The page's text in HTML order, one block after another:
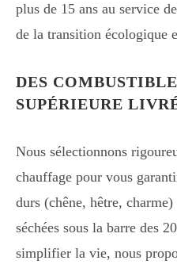
plus de 15 ans au service
de la transition écologique
DES
SUPÉRIEURE
Nous sélectionnons
chauffage pour vous
durs (chêne, hêtre,
séchées sous la barre des
simplifier la vie, nous